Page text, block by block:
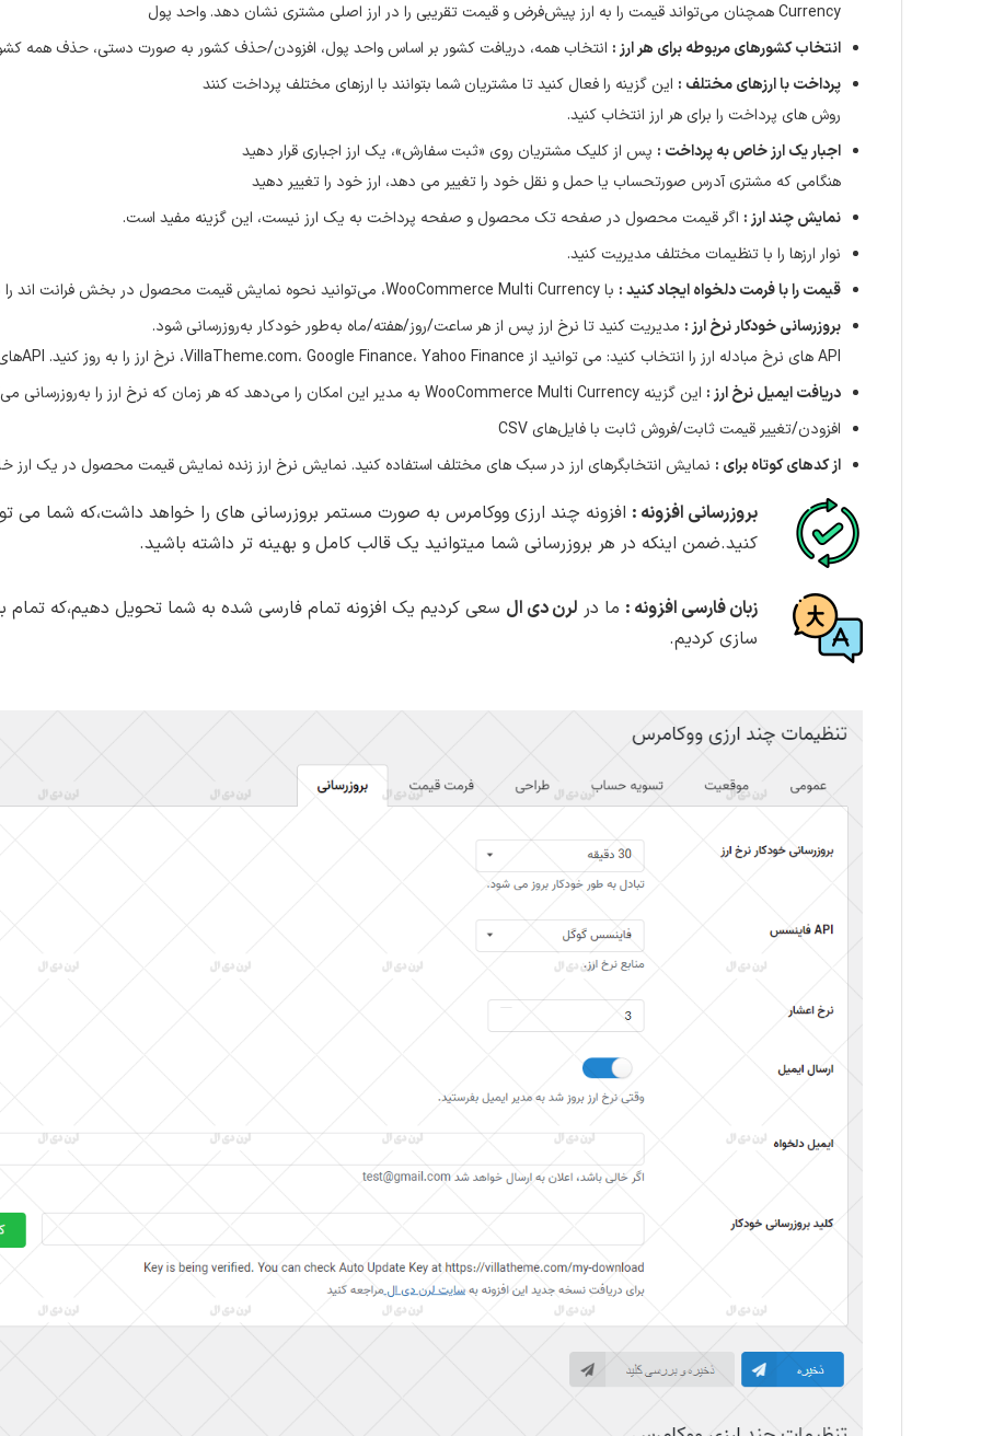
Currency همچنان می‌تواند قیمت را به ارز پیش‌فرض و قیمت تقریبی را در ارز اصلی مشتری نشان دهد. واحد پول
انتخاب کشورهای مربوطه برای هر ارز : انتخاب همه، دریافت کشور بر اساس واحد پول، افزودن/حذف کشور به صورت دستی، حذف همه
پرداخت با ارزهای مختلف : این گزینه را فعال کنید تا مشتریان شما بتوانند با ارزهای مختلف پرداخت کنند
روش های پرداخت را برای هر ارز انتخاب کنید.
اجبار یک ارز خاص به پرداخت : پس از کلیک مشتریان روی «ثبت سفارش»، یک ارز اجباری قرار دهید
هنگامی که مشتری آدرس صورتحساب یا حمل و نقل خود را تغییر می دهد، ارز خود را تغییر دهید
نمایش چند ارز : اگر قیمت محصول در صفحه تک محصول و صفحه پرداخت به یک ارز نیست، این گزینه مفید است.
نوار ارزها را با تنظیمات مختلف مدیریت کنید.
قیمت را با فرمت دلخواه ایجاد کنید : با WooCommerce Multi Currency، می‌توانید نحوه نمایش قیمت محصول در بخش فرانت اند را مدیریت کنید.
بروزرسانی خودکار نرخ ارز : مدیریت کنید تا نرخ ارز پس از هر ساعت/روز/هفته/ماه به‌طور خودکار به‌روزرسانی شود.
API های نرخ مبادله ارز را انتخاب کنید: می توانید از VillaTheme.com، Google Finance، Yahoo Finance، نرخ ارز را به روز کنید. APIهای نرخ ارز بیشتری در آینده اضافه خواهند شد.
دریافت ایمیل نرخ ارز : این گزینه WooCommerce Multi Currency به مدیر این امکان را می‌دهد که هر زمان که نرخ ارز را به‌روزرسانی می‌کند، یک ایمیل اعلان دریافت کند.
افزودن/تغییر قیمت ثابت/فروش ثابت با فایل‌های CSV
از کدهای کوتاه برای : نمایش انتخابگرهای ارز در سبک های مختلف استفاده کنید. نمایش نرخ ارز زنده نمایش قیمت محصول در یک ارز
بروزرسانی افزونه : افزونه چند ارزی ووکامرس به صورت مستمر بروزرسانی های را خواهد داشت،که شما می
کنید.ضمن اینکه در هر بروزرسانی شما میتوانید یک قالب کامل و بهینه تر داشته باشید.
زبان فارسی افزونه : ما در لرن دی ال سعی کردیم یک افزونه تمام فارسی شده به شما تحویل دهیم،که تمام
سازی کردیم.